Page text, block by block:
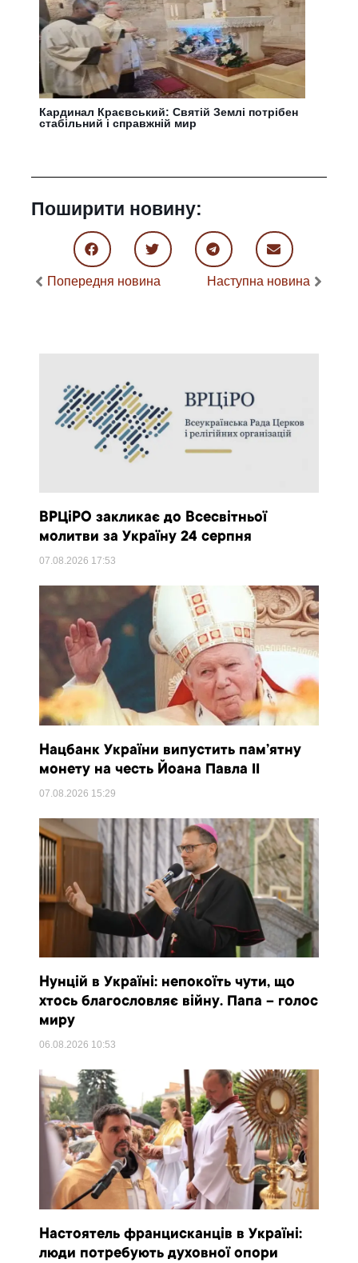
Кардинал Краєвський: Святій Землі потрібен
стабільний і справжній мир
Поширити новину:
Попередня новина Наступна новина
ВРЦіРО закликає до Всесвітньої
молитви за Україну 24 серпня
07.08.2026 17:53
Нацбанк України випустить пам’ятну
монету на честь Йоана Павла II
07.08.2026 15:29
Нунцій в Україні: непокоїть чути, що
хтось благословляє війну. Папа – голос
миру
06.08.2026 10:53
Настоятель францисканців в Україні:
люди потребують духовної опори